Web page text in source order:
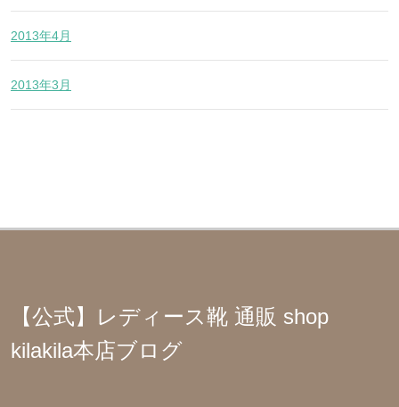
2013年4月
2013年3月
【公式】レディース靴 通販 shop
kilakila本店ブログ